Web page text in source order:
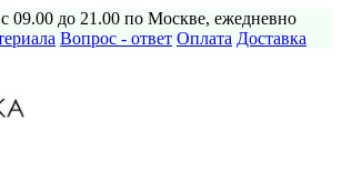
09.00 до 21.00 по Москве, ежедневно
Вопрос - ответ Оплата Доставка